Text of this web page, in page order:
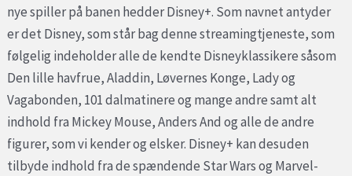
nye spiller på banen hedder Disney+. Som navnet antyder
er det Disney, som står bag denne streamingtjeneste, som
følgelig indeholder alle de kendte Disneyklassikere såsom
Den lille havfrue, Aladdin, Løvernes Konge, Lady og
Vagabonden, 101 dalmatinere og mange andre samt alt
indhold fra Mickey Mouse, Anders And og alle de andre
figurer, som vi kender og elsker. Disney+ kan desuden
tilbyde indhold fra de spændende Star Wars og Marvel-